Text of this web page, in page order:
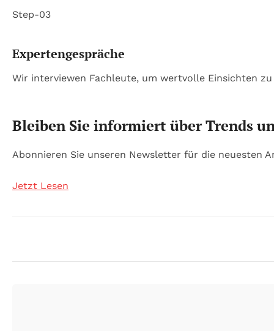
Step-03
Expertengespräche
Wir interviewen Fachleute, um wertvolle Einsichten zu
Bleiben Sie informiert über Trends
Abonnieren Sie unseren Newsletter für die neuesten
Jetzt Lesen